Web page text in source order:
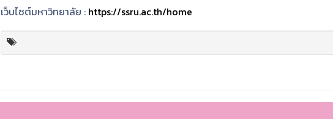
เว็บไซต์มหาวิทยาลัย : https://ssru.ac.th/home